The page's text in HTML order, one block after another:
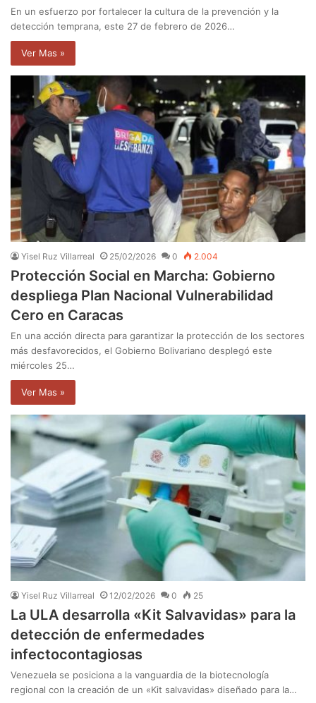
En un esfuerzo por fortalecer la cultura de la prevención y la
detección temprana, este 27 de febrero de 2026…
Ver Mas »
Yisel Ruz Villarreal 25/02/2026 0 2.004
Protección Social en Marcha: Gobierno
despliega Plan Nacional Vulnerabilidad
Cero en Caracas
En una acción directa para garantizar la protección de los sectores
más desfavorecidos, el Gobierno Bolivariano desplegó este
miércoles 25…
Ver Mas »
Yisel Ruz Villarreal 12/02/2026 0 25
La ULA desarrolla «Kit Salvavidas» para la
detección de enfermedades
infectocontagiosas
Venezuela se posiciona a la vanguardia de la biotecnología
regional con la creación de un «Kit salvavidas» diseñado para la…